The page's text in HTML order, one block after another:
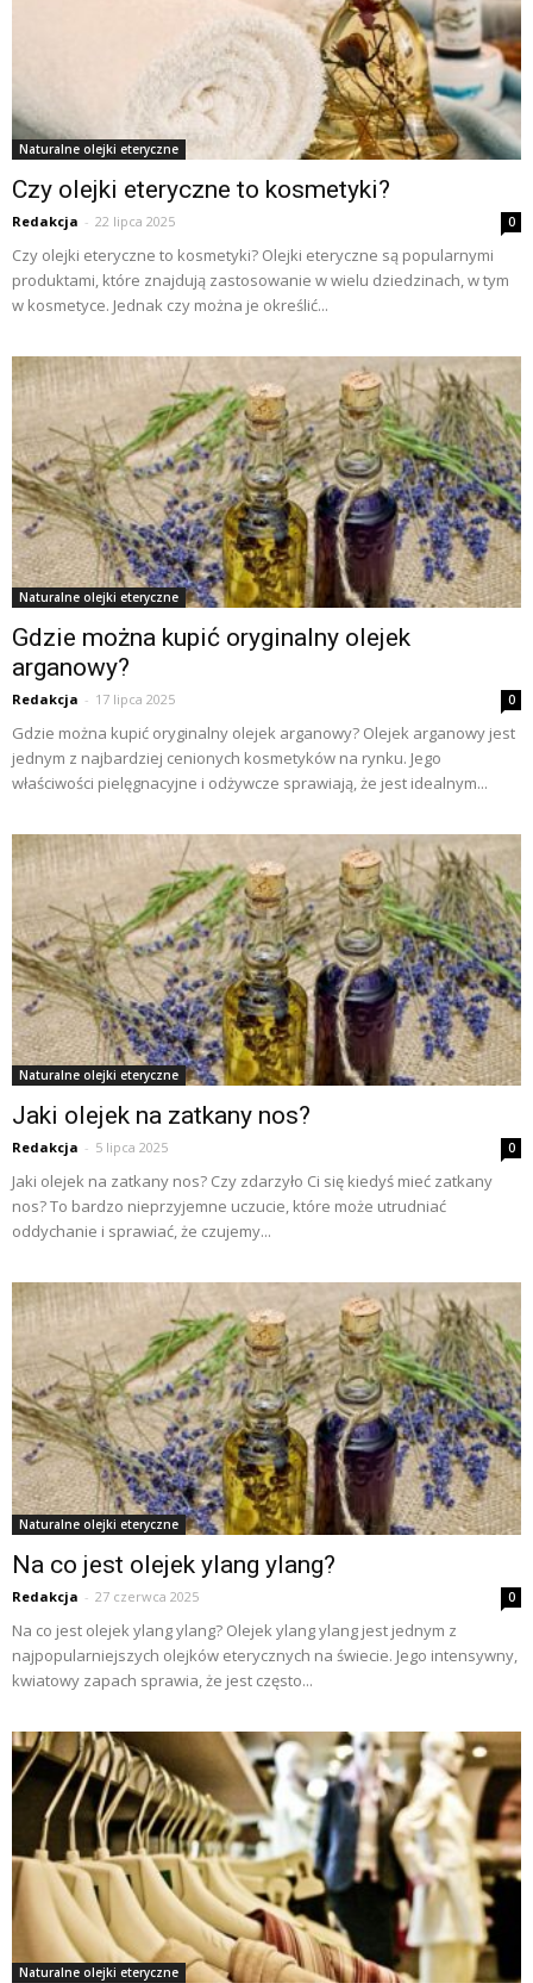
Naturalne olejki eteryczne
Czy olejki eteryczne to kosmetyki?
Redakcja - 22 lipca 2025 0
Czy olejki eteryczne to kosmetyki? Olejki eteryczne są popularnymi
produktami, które znajdują zastosowanie w wielu dziedzinach, w tym
w kosmetyce. Jednak czy można je określić...
Naturalne olejki eteryczne
Gdzie można kupić oryginalny olejek
arganowy?
Redakcja - 17 lipca 2025 0
Gdzie można kupić oryginalny olejek arganowy? Olejek arganowy jest
jednym z najbardziej cenionych kosmetyków na rynku. Jego
właściwości pielęgnacyjne i odżywcze sprawiają, że jest idealnym...
Naturalne olejki eteryczne
Jaki olejek na zatkany nos?
Redakcja - 5 lipca 2025 0
Jaki olejek na zatkany nos? Czy zdarzyło Ci się kiedyś mieć zatkany
nos? To bardzo nieprzyjemne uczucie, które może utrudniać
oddychanie i sprawiać, że czujemy...
Naturalne olejki eteryczne
Na co jest olejek ylang ylang?
Redakcja - 27 czerwca 2025 0
Na co jest olejek ylang ylang? Olejek ylang ylang jest jednym z
najpopularniejszych olejków eterycznych na świecie. Jego intensywny,
kwiatowy zapach sprawia, że jest często...
Naturalne olejki eteryczne